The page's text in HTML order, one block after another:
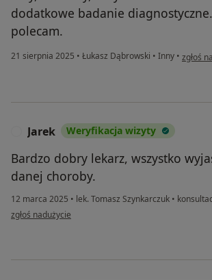
dodatkowe badanie
polecam.
21 sierpnia 2025 • Łukasz Dąbrowski • Inny • w opinii
zgłoś
Jarek Weryfikacja wizyty
Bardzo dobry lekarz, wszystko
danej choroby.
12 marca 2025 • lek. Tomasz Szynkarczuk •
w opinii użytkownika Jarek
zgłoś nadużycie